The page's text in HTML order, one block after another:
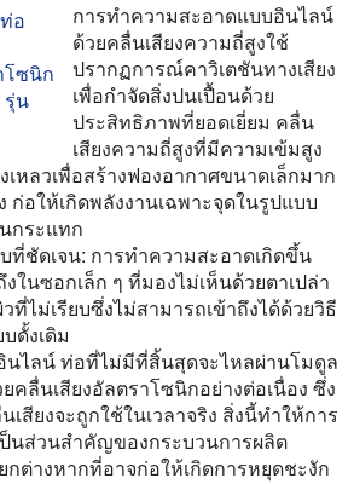
การทำความสะอาดแบบอินไลน์
ด้วยคลื่นเสียงความถี่สูงใช้
ปรากฏการณ์คาวิเตชันทางเสียง
เพื่อกำจัดสิ่งปนเปื้อนด้วย
ประสิทธิภาพที่ยอดเยี่ยม คลื่น
เสียงความถี่สูงที่มีความเข้มสูง
หลวเพื่อสร้างฟองอากาศขนาดเล็กมาก
ก่อให้เกิดพลังงานเฉพาะจุดในรูปแบบ
กระแทก
ที่ชัดเจน: การทำความสะอาดเกิดขึ้น
ในซอกเล็ก ๆ ที่มองไม่เห็นด้วยตาเปล่า
ที่ไม่เรียบซึ่งไม่สามารถเข้าถึงได้ด้วยวิธี
ดั้งเดิม
ไลน์ ท่อที่ไม่มีที่สิ้นสุดจะไหลผ่านโมดูล
คลื่นเสียงอัลตราโซนิกอย่างต่อเนื่อง ซึ่ง
สียงจะถูกใช้ในเวลาจริง สิ่งนี้ทำให้การ
นส่วนสำคัญของกระบวนการผลิต
ต่างหากที่อาจก่อให้เกิดการหยุดชะงัก